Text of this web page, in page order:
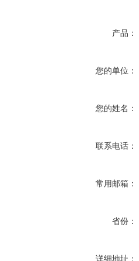
产品：
您的单位：
您的姓名：
联系电话：
常用邮箱：
省份：
详细地址：